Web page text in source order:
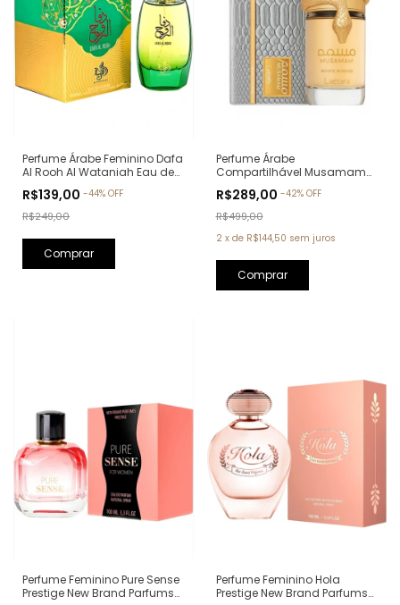
Perfume Árabe Feminino Dafa
Al Rooh Al Wataniah Eau de
R$139,00 -44% OFF
R$249,00
Perfume Árabe
Compartilhável Musamam
Parfum - 100ml
R$289,00 -42% OFF
R$499,00
2 x de R$144,50 sem juros
Perfume Feminino Pure Sense
Prestige New Brand Parfums
Perfume Feminino Hola
Prestige New Brand Parfums